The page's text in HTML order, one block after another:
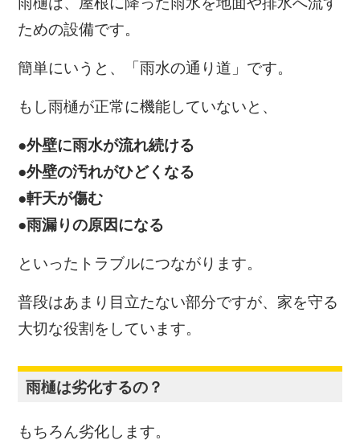
ための設備です。
簡単にいうと、「雨水の通り道」です。
もし雨樋が正常に機能していないと、
●外壁に雨水が流れ続ける
●外壁の汚れがひどくなる
●軒天が傷む
●雨漏りの原因になる
といったトラブルにつながります。
普段はあまり目立たない部分ですが、家を守る
大切な役割をしています。
雨樋は劣化するの？
もちろん劣化します。